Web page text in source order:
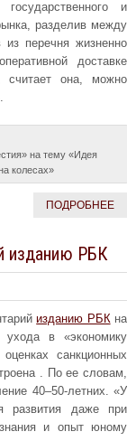
и
разделив между
перечня жизненно
доставке
считает она, можно
на тему «Идея
колесах»
ПОДРОБНЕЕ
изданию РБК
изданию РБК на
в «экономику
санкционных
. По ее словам,
40–50-летних. «У
развития даже при
и опыт юному